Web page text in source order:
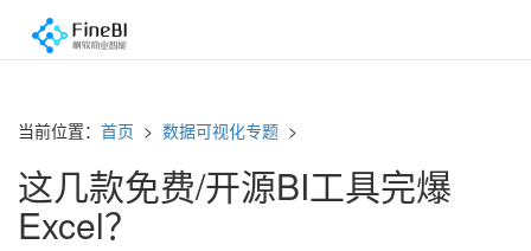
当前位置： 首页 > 数据可视化专题 >
这几款免费/开源BI工具完爆
Excel？